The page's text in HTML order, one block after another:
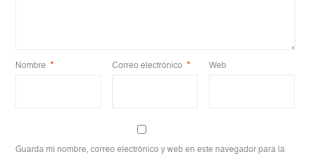
Nombre * Correo electrónico * Web
Guarda mi nombre, correo electrónico y web en este navegador para la